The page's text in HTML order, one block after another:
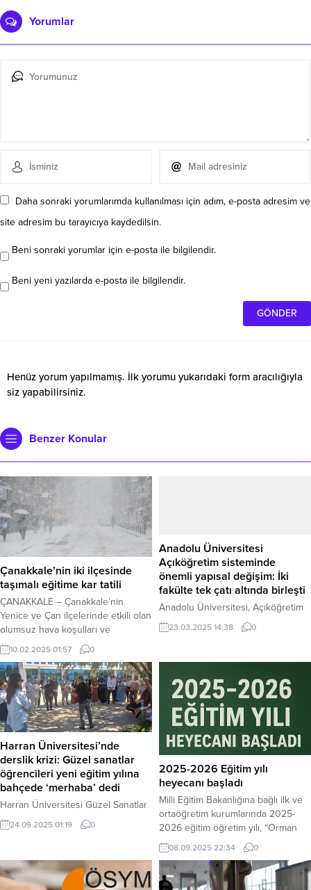
Yorumlar
Daha sonraki yorumlarımda kullanılması için adım, e-posta adresim ve
site adresim bu tarayıcıya kaydedilsin.
Beni sonraki yorumlar için e-posta ile bilgilendir.
Beni yeni yazılarda e-posta ile bilgilendir.
Henüz yorum yapılmamış. İlk yorumu yukarıdaki form aracılığıyla
siz yapabilirsiniz.
Benzer Konular
Çanakkale’nin iki ilçesinde
taşımalı eğitime kar tatili
ÇANAKKALE – Çanakkale’nin
Yenice ve Çan ilçelerinde etkili olan
olumsuz hava koşulları ve
buzlanma nedeniyle, taşımalı eğitim
kapsamındaki okullarda eğitime bir
gün ara verildi. Yenice İlçe Milli
Eğitim Müdürlüğü tarafından
yapılan açıklamada, “Kıymetli
velilerimiz, sevgili öğrenciler, hava
koşulları ve aşırı buzlanma riski
nedeniyle, İlçe Hıfzıssıhha Kurulu
Kararı doğrultusunda, 10 Şubat...
10.02.2025 01:57 0
Anadolu Üniversitesi
Açıköğretim sisteminde
önemli yapısal değişim: İki
fakülte tek çatı altında birleşti
Anadolu Üniversitesi, Açıköğretim
Sistemi’nde önemli bir yeniden
yapılanmaya giderek İktisat
Açıköğretim Fakültesi bünyesinde
birleştirdiğini duyurdu. 21 Mart
2025 tarihinde yapılan açıklamada,
üniversite yönetimi, ilgili
fakültelerdeki tüm bölümlerin
eğitim vermeye devam edeceğini
ve öğrencilerin mevcut haklarının
belirtti. Yapılan birleşme ile birlikte
Açıköğretim Fakültesi...
23.03.2025 14:38 0
Harran Üniversitesi’nde
derslik krizi: Güzel sanatlar
öğrencileri yeni eğitim yılına
bahçede ‘merhaba’ dedi
Harran Üniversitesi Güzel Sanatlar
Fakültesi’nde yeni eğitim-öğretim
yılı, “Hababam Sınıfı” filmini
Fakültedeki derslik yetersizliği
nedeniyle öğrenciler ilk derslerini
24.09.2025 01:19 0
2025-2026 Eğitim yılı
heyecanı başladı
Milli Eğitim Bakanlığına bağlı ilk ve
ortaöğretim kurumlarında 2025-
2026 eğitim öğretim yılı, “Orman
Yangınlarına Karşı Yeşil Vatanı
Korumak” temalı ilk dersle başladı.
Bu kapsamda, resmi ve özel
okullardaki öğrencilere 184 milyon
08.09.2025 22:34 0